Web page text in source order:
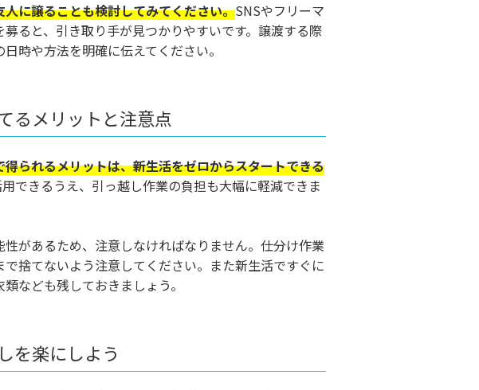
に譲ることも検討してみてください。SNSやフリーマ
ると、引き取り手が見つかりやすいです。譲渡する際
時や方法を明確に伝えてください。
るメリットと注意点
られるメリットは、新生活をゼロからスタートできる
できるうえ、引っ越し作業の負担も大幅に軽減できま
があるため、注意しなければなりません。仕分け作業
捨てないよう注意してください。また新生活ですぐに
なども残しておきましょう。
を楽にしよう